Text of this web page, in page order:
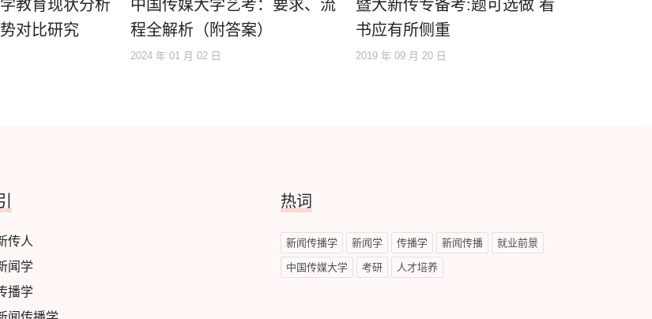
教育现状分析
对比研究
中国传媒大学艺考：要求、流
程全解析（附答案）
2024 年 01 月 02 日
暨大新传专备考:题可选做 看
书应有所侧重
2019 年 09 月 20 日
传人
闻学
播学
热词
新闻传播学 新闻学 传播学 新闻传播 就业前景
中国传媒大学 考研 人才培养